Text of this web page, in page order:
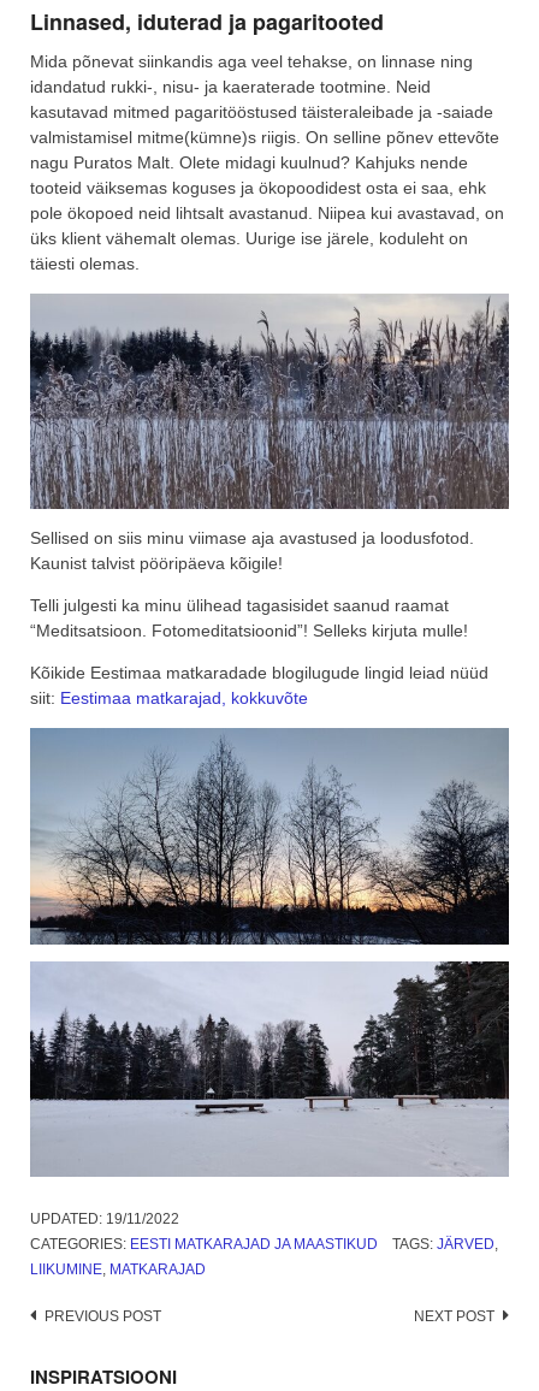
Linnased, iduterad ja pagaritooted
Mida põnevat siinkandis aga veel tehakse, on linnase ning
idandatud rukki-, nisu- ja kaeraterade tootmine. Neid
kasutavad mitmed pagaritööstused täisteraleibade ja -saiade
valmistamisel mitme(kümne)s riigis. On selline põnev ettevõte
nagu Puratos Malt. Olete midagi kuulnud? Kahjuks nende
tooteid väiksemas koguses ja ökopoodidest osta ei saa, ehk
pole ökopoed neid lihtsalt avastanud. Niipea kui avastavad, on
üks klient vähemalt olemas. Uurige ise järele, koduleht on
täiesti olemas.
Sellised on siis minu viimase aja avastused ja loodusfotod.
Kaunist talvist pööripäeva kõigile!
Telli julgesti ka minu ülihead tagasisidet saanud raamat
“Meditsatsioon. Fotomeditatsioonid”! Selleks kirjuta mulle!
Kõikide Eestimaa matkaradade blogilugude lingid leiad nüüd
siit: Eestimaa matkarajad, kokkuvõte
UPDATED: 19/11/2022
CATEGORIES: EESTI MATKARAJAD JA MAASTIKUD TAGS: JÄRVED
LIIKUMINE MATKARAJAD
Post
PREVIOUS POST NEXT POST
INSPIRATSIOONI